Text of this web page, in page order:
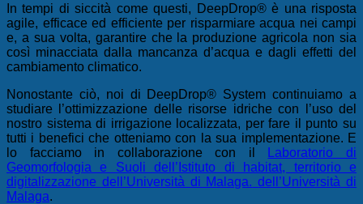
In tempi di siccità come questi, DeepDrop® è una risposta
agile, efficace ed efficiente per risparmiare acqua nei campi
e, a sua volta, garantire che la produzione agricola non sia
così minacciata dalla mancanza d’acqua e dagli effetti del
cambiamento climatico.
Nonostante ciò, noi di DeepDrop® System continuiamo a
studiare l’ottimizzazione delle risorse idriche con l’uso del
nostro sistema di irrigazione localizzata, per fare il punto su
tutti i benefici che otteniamo con la sua implementazione. E
lo facciamo in collaborazione con il
Laboratorio di
Geomorfologia e Suoli dell’Istituto di habitat, territorio e
digitalizzazione dell’Università di Malaga. dell’Università di
Malaga.